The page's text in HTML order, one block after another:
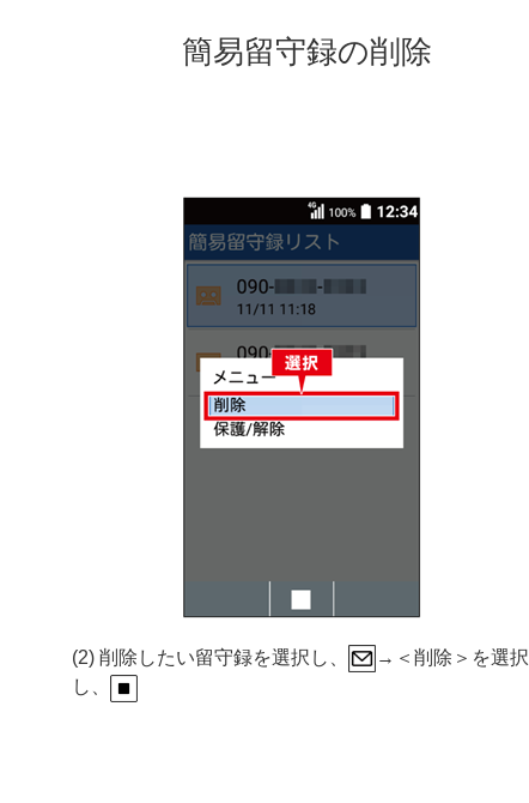
簡易留守録の削除
(2) 削除したい留守録を選択し、
→＜削除＞を選択
し、